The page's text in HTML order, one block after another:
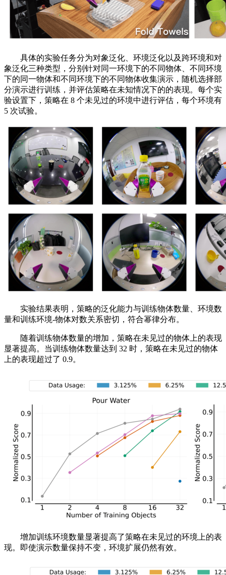
具体的实验任务分为对象泛化、环境泛化以及跨环境和对
象泛化三种类型，分别针对同一环境下的不同物体、不同环境
下的同一物体和不同环境下的不同物体收集演示，随机选择部
分演示进行训练，并评估策略在未知情况下的的表现。每个实
验设置下，策略在 8 个未见过的环境中进行评估，每个环境有
5 次试验。
实验结果表明，策略的泛化能力与训练物体数量、环境数
量和训练环境-物体对数关系密切，符合幂律分布。
随着训练物体数量的增加，策略在未见过的物体上的表现
显著提高。当训练物体数量达到 32 时，策略在未见过的物体
上的表现超过了 0.9。
增加训练环境数量显著提高了策略在未见过的环境上的表
现。即使演示数量保持不变，环境扩展仍然有效。